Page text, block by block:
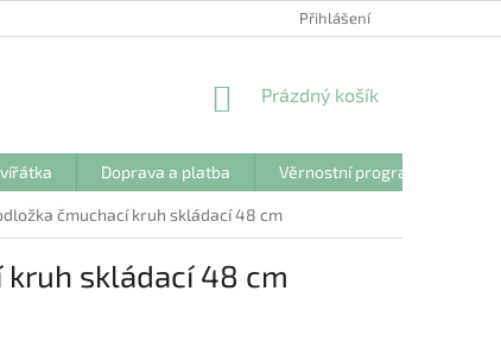
ÚDAJŮ Přihlášení
NÁKUPNÍ
Prázdný košík
Doprava a platba Věrnostní program
čmuchací kruh skládací 48 cm
skládací 48 cm